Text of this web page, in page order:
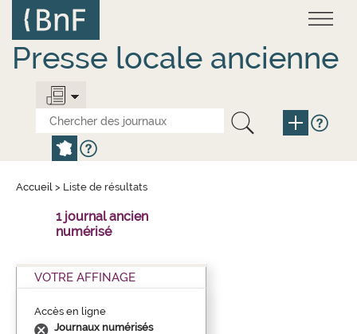
contenu
principal
Presse locale ancienne
Accueil > Liste de résultats
1 journal ancien
numérisé
VOTRE AFFINAGE
Accès en ligne
Journaux numérisés
Panneau de gestion des cookies